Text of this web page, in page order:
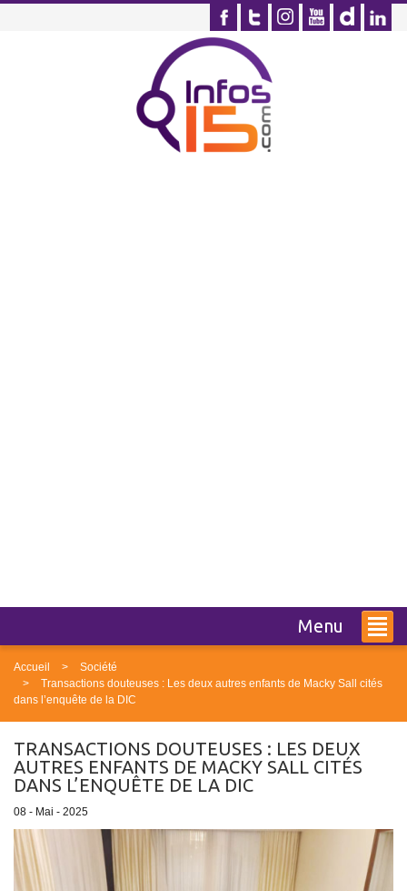
Menu
Accueil
Société
Transactions douteuses : Les deux autres enfants de Macky Sall cités
dans l’enquête de la DIC
TRANSACTIONS DOUTEUSES : LES DEUX
AUTRES ENFANTS DE MACKY SALL CITÉS
DANS L’ENQUÊTE DE LA DIC
08 - Mai - 2025